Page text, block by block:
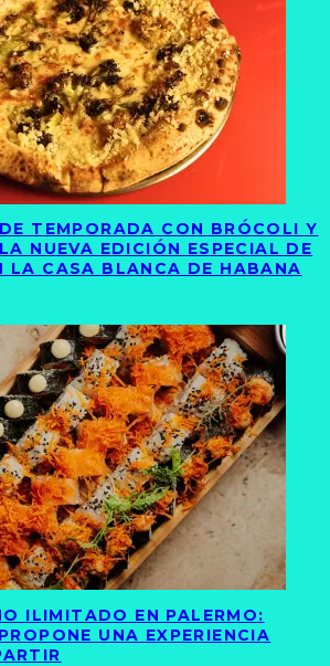
TEMPORADA CON BRÓCOLI Y
NUEVA EDICIÓN ESPECIAL DE
LA CASA BLANCA DE HABANA
ILIMITADO EN PALERMO:
UNA EXPERIENCIA